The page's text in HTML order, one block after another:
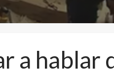
a hablar